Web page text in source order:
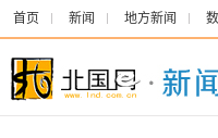
首页 新闻 地方新闻